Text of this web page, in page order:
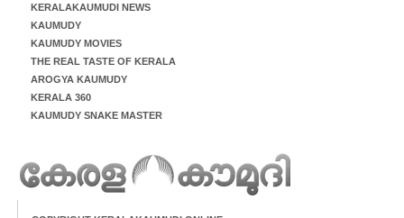
KERALAKAUMUDI NEWS
KAUMUDY
KAUMUDY MOVIES
THE REAL TASTE OF KERALA
AROGYA KAUMUDY
KERALA 360
KAUMUDY SNAKE MASTER